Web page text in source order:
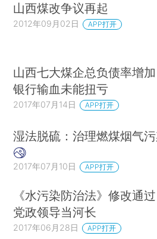
山西煤改争议再起
2012年09月02日 APP打开
山西七大煤企总负债率增加
银行输血未能扭亏
2017年07月14日 APP打开
湿法脱硫：治理燃煤烟气
2017年07月10日 APP打开
《水污染防治法》修改通过
党政领导当河长
2017年06月28日 APP打开